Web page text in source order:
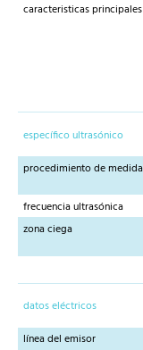
caracteristicas principales
específico ultrasónico
procedimiento de medida
frecuencia ultrasónica
zona ciega
datos eléctricos
línea del emisor